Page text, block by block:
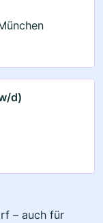
d)
– auch für